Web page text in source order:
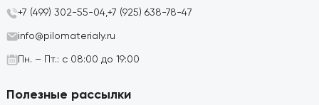
+7 (499) 302-55-04,+7 (925) 638-78-47
info@pilomaterialy.ru
Пн. – Пт.: с 08:00 до 19:00
Полезные рассылки